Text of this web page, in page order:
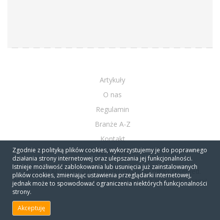
Zgodnie z polityką plików cookies, wykorzystujemy je do poprawnego
działania strony internetowej oraz ulepszania jej funkcjonalności.
Istnieje możliwość zablokowania lub usunięcia już zainstalowanych
plików cookies, zmieniając ustawienia przeglądarki internetowej,
jednak może to spowodować ograniczenia niektórych funkcjonalności
strony.
Akceptuję
Artykuły
O nas
Regulamin
Branże A-Z
Kontakt
Firmy A-Z
Copyright © 2010 - 2020 NeoBiznes.pl All rights reserved.
10 lecie katalogu NeoBiznes dziękujemy, że jesteście z nami!